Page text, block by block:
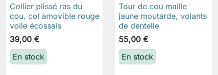
Collier plissé ras du
cou, col amovible rouge
voile écossais
39,00 €
En stock
Tour de cou maille
jaune moutarde, volants
de dentelle
55,00 €
En stock